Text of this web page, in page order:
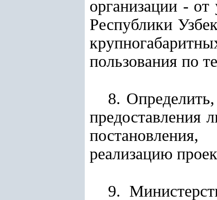
организации -
Республики
пользования по
8.
предоставления
реализацию
9.